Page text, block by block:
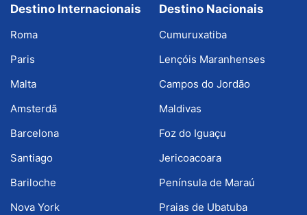
Destino Internacionais
Roma
Paris
Malta
Amsterdã
Barcelona
Santiago
Bariloche
Nova York
Destino Nacionais
Cumuruxatiba
Lençóis Maranhenses
Campos do Jordão
Maldivas
Foz do Iguaçu
Jericoacoara
Península de Maraú
Praias de Ubatuba